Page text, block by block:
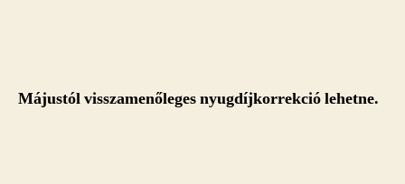
Májustól visszamenőleges nyugdíjkorrekció lehetne.